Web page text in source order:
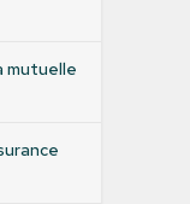
mutuelle